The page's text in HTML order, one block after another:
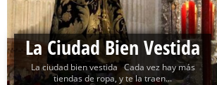
La Ciudad Bien Vestida
La ciudad bien vestida Cada vez hay más
tiendas de ropa, y te la traen...